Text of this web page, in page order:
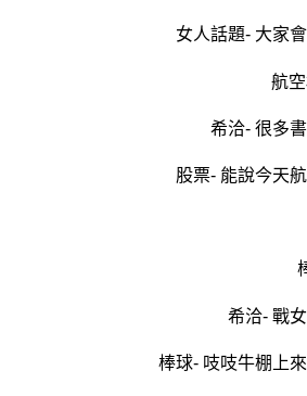
女人話題- 大家
航
希洽- 很多
股票- 能說今天
希洽- 戰
棒球- 吱吱牛棚上